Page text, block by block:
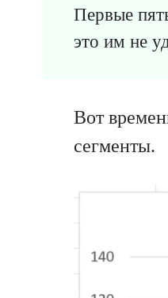
Первые
это им не
Вот
сегменты.